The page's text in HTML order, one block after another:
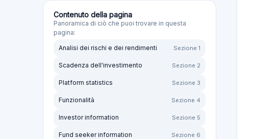
Contenuto della pagina
Panoramica di ciò che puoi trovare in questa
pagina:
Analisi dei rischi e dei rendimenti
Sezione 1
Scadenza dell'investimento Sezione 2
Platform statistics Sezione 3
Funzionalità Sezione 4
Investor information Sezione 5
Fund seeker information Sezione 6